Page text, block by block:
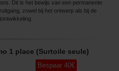
Dit is het bewijs van een permanente
zowel bij het ontwerp als bij de
1 place (Surtoile seule)
Bespaar 40€